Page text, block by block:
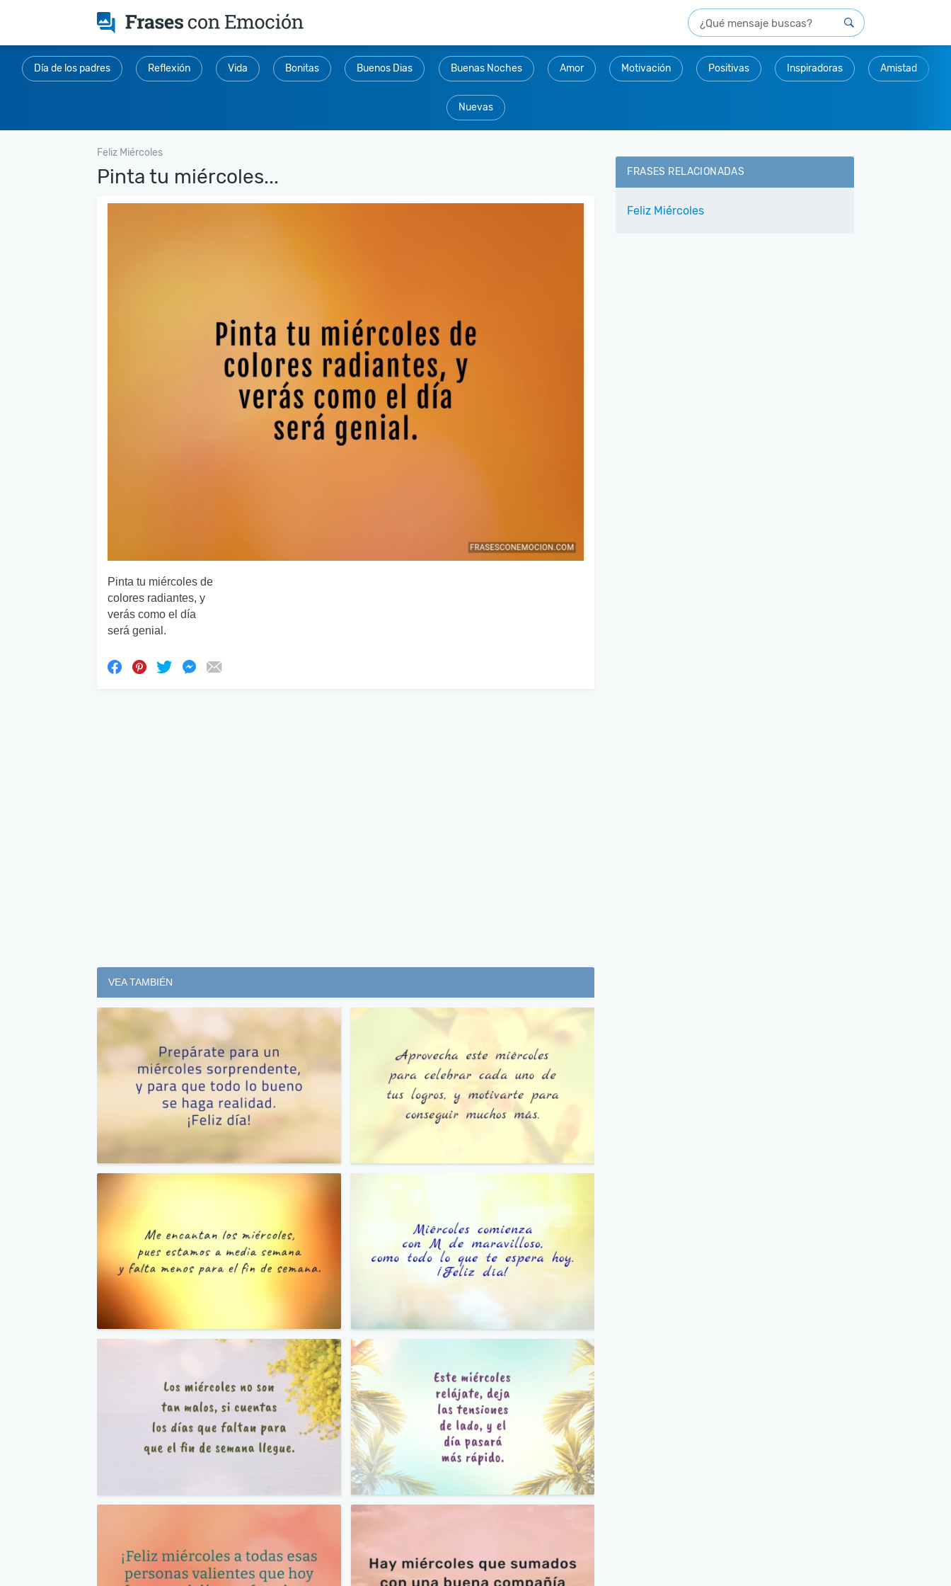
Día de los padres Reflexión Vida Bonitas Buenos Dias Buenas Noches Amor Motivación Positivas Inspiradoras Amistad
Nuevas
Feliz Miércoles
Pinta tu miércoles...
Pinta tu miércoles de
colores radiantes, y
verás como el día
será genial.
VEA TAMBIÉN
FRASES RELACIONADAS
Feliz Miércoles